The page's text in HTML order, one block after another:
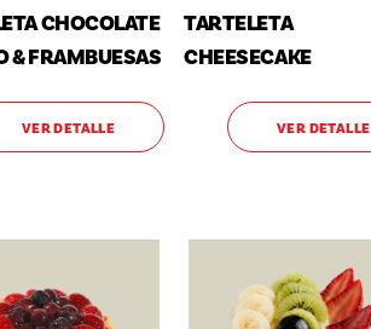
CHOCOLATE
& FRAMBUESAS
VER DETALLE
TARTELETA
CHEESECAKE
VER DETALLE